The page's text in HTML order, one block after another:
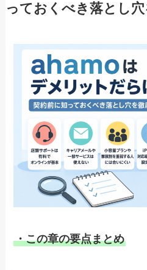
っておくべき落とし
・この章の要点まとめ